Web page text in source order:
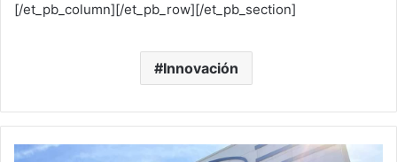
[/et_pb_column][/et_pb_row][/et_pb_section]
Innovación
A